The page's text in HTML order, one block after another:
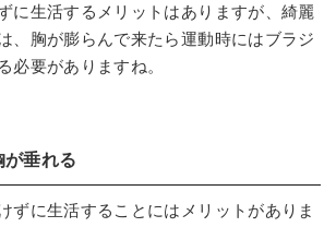
に生活するメリットはありますが、綺麗
、胸が膨らんで来たら運動時にはブラジ
必要がありますね。
垂れる
ずに生活することにはメリットがありま